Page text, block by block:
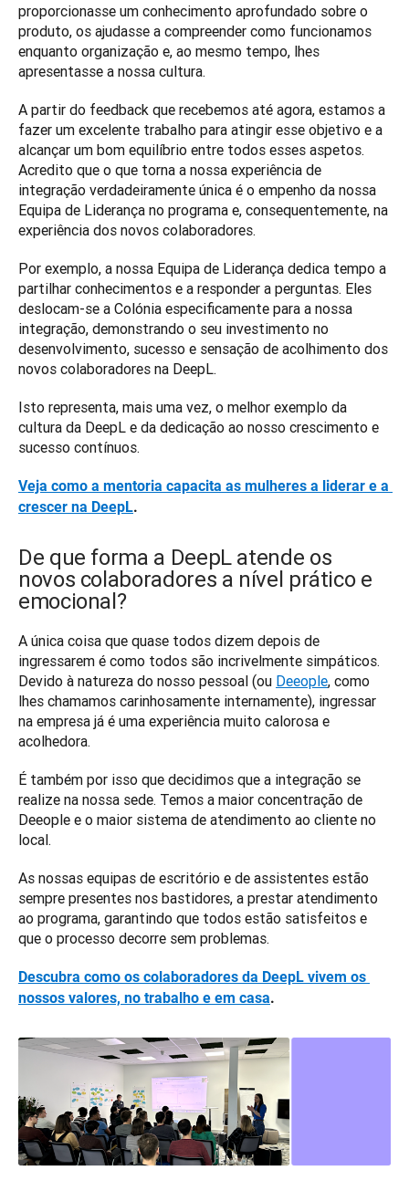
proporcionasse um conhecimento aprofundado sobre o
produto, os ajudasse a compreender como funcionamos
enquanto organização e, ao mesmo tempo, lhes
apresentasse a nossa cultura.
A partir do feedback que recebemos até agora, estamos a
fazer um excelente trabalho para atingir esse objetivo e a
alcançar um bom equilíbrio entre todos esses aspetos.
Acredito que o que torna a nossa experiência de
integração verdadeiramente única é o empenho da nossa
Equipa de Liderança no programa e, consequentemente, na
experiência dos novos colaboradores.
Por exemplo, a nossa Equipa de Liderança dedica tempo a
partilhar conhecimentos e a responder a perguntas. Eles
deslocam-se a Colónia especificamente para a nossa
integração, demonstrando o seu investimento no
desenvolvimento, sucesso e sensação de acolhimento dos
novos colaboradores na DeepL.
Isto representa, mais uma vez, o melhor exemplo da
cultura da DeepL e da dedicação ao nosso crescimento e
sucesso contínuos.
Veja como a mentoria capacita as mulheres a liderar e a
crescer na DeepL.
De que forma a DeepL atende os
novos colaboradores a nível prático e
emocional?
A única coisa que quase todos dizem depois de
ingressarem é como todos são incrivelmente simpáticos.
Devido à natureza do nosso pessoal (ou Deeople, como
lhes chamamos carinhosamente internamente), ingressar
na empresa já é uma experiência muito calorosa e
acolhedora.
É também por isso que decidimos que a integração se
realize na nossa sede. Temos a maior concentração de
Deeople e o maior sistema de atendimento ao cliente no
local.
As nossas equipas de escritório e de assistentes estão
sempre presentes nos bastidores, a prestar atendimento
ao programa, garantindo que todos estão satisfeitos e
que o processo decorre sem problemas.
Descubra como os colaboradores da DeepL vivem os
nossos valores, no trabalho e em casa.